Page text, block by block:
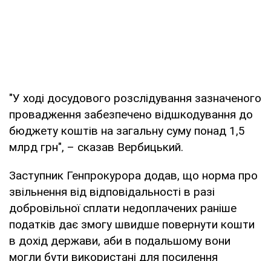
"У ході досудового розслідування зазначеного
провадження забезпечено відшкодування до
бюджету коштів на загальну суму понад 1,5
млрд грн", – сказав Вербицький.
Заступник Генпрокурора додав, що норма про
звільнення від відповідальності в разі
добровільної сплати недоплачених раніше
податків дає змогу швидше повернути кошти
в дохід держави, аби в подальшому вони
могли бути використані для посилення